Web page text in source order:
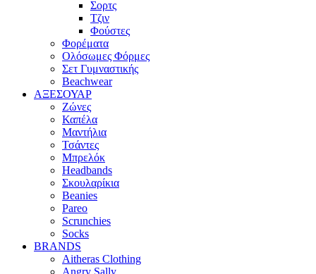
Σορτς
Τζιν
Φούστες
Φορέματα
Ολόσωμες Φόρμες
Σετ Γυμναστικής
Beachwear
ΑΞΕΣΟΥΑΡ
Ζώνες
Καπέλα
Μαντήλια
Τσάντες
Μπρελόκ
Headbands
Σκουλαρίκια
Beanies
Pareo
Scrunchies
Socks
BRANDS
Aitheras Clothing
Angry Sally